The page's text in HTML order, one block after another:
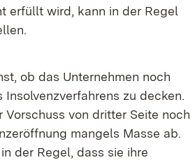
erfüllt wird, kann in der Regel
ob das Unternehmen noch
zu decken.
von dritter Seite noch
mangels Masse ab.
der Regel, dass sie ihre